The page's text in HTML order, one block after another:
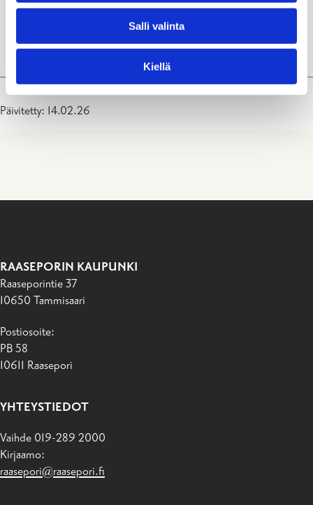
Salli valinta
Kiellä
Tammisaaren uimahalli
Päivitetty: 14.02.26
RAASEPORIN KAUPUNKI
Raaseporintie 37
10650 Tammisaari
Postiosoite:
PB 58
10611 Raasepori
YHTEYSTIEDOT
Vaihde 019-289 2000
Kirjaamo:
raasepori@raasepori.fi